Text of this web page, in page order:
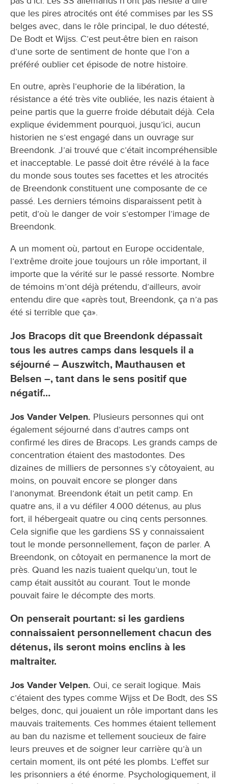
que les pires atrocités ont été commises par les SS
belges avec, dans le rôle principal, le duo détesté,
De Bodt et Wijss. C’est peut-être bien en raison
d’une sorte de sentiment de honte que l’on a
préféré oublier cet épisode de notre histoire.
En outre, après l’euphorie de la libération, la
résistance a été très vite oubliée, les nazis étaient à
peine partis que la guerre froide débutait déjà. Cela
explique évidemment pourquoi, jusqu’ici, aucun
historien ne s’est engagé dans un ouvrage sur
Breendonk. J’ai trouvé que c’était incompréhensible
et inacceptable. Le passé doit être révélé à la face
du monde sous toutes ses facettes et les atrocités
de Breendonk constituent une composante de ce
passé. Les derniers témoins disparaissent petit à
petit, d’où le danger de voir s’estomper l’image de
Breendonk.
A un moment où, partout en Europe occidentale,
l’extrême droite joue toujours un rôle important, il
importe que la vérité sur le passé ressorte. Nombre
de témoins m’ont déjà prétendu, d’ailleurs, avoir
entendu dire que «après tout, Breendonk, ça n’a pas
été si terrible que ça».
Jos Bracops dit que Breendonk dépassait
tous les autres camps dans lesquels il a
séjourné – Auszwitch, Mauthausen et
Belsen –, tant dans le sens positif que
négatif…
Jos Vander Velpen. Plusieurs personnes qui ont
également séjourné dans d’autres camps ont
confirmé les dires de Bracops. Les grands camps de
concentration étaient des mastodontes. Des
dizaines de milliers de personnes s’y côtoyaient, au
moins, on pouvait encore se plonger dans
l’anonymat. Breendonk était un petit camp. En
quatre ans, il a vu défiler 4.000 détenus, au plus
fort, il hébergeait quatre ou cinq cents personnes.
Cela signifie que les gardiens SS y connaissaient
tout le monde personnellement, façon de parler. A
Breendonk, on côtoyait en permanence la mort de
près. Quand les nazis tuaient quelqu’un, tout le
camp était aussitôt au courant. Tout le monde
pouvait faire le décompte des morts.
On penserait pourtant: si les gardiens
connaissaient personnellement chacun des
détenus, ils seront moins enclins à les
maltraiter.
Jos Vander Velpen. Oui, ce serait logique. Mais
c’étaient des types comme Wijss et De Bodt, des SS
belges, donc, qui jouaient un rôle important dans les
mauvais traitements. Ces hommes étaient tellement
au ban du nazisme et tellement soucieux de faire
leurs preuves et de soigner leur carrière qu’à un
certain moment, ils ont pété les plombs. L’effet sur
les prisonniers a été énorme. Psychologiquement, il